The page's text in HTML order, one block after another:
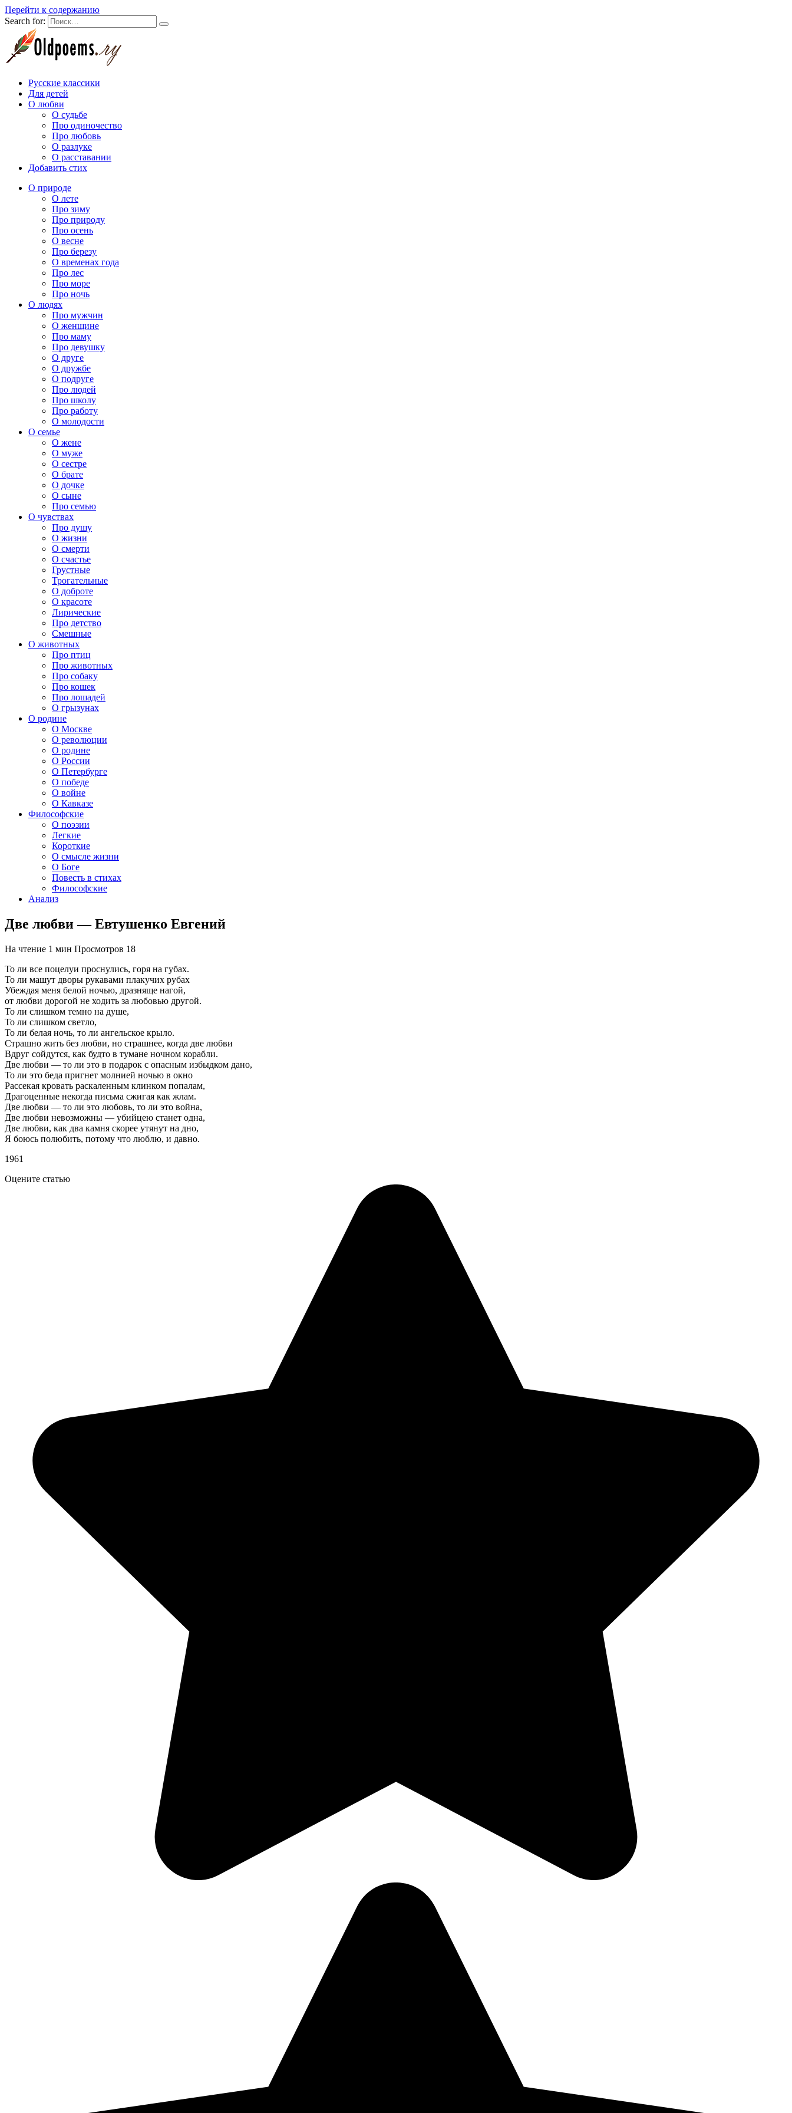
Перейти к содержанию
Search for:
Русские классики
Для детей
О любви
О судьбе
Про одиночество
Про любовь
О разлуке
О расставании
Добавить стих
О природе
О лете
Про зиму
Про природу
Про осень
О весне
Про березу
О временах года
Про лес
Про море
Про ночь
О людях
Про мужчин
О женщине
Про маму
Про девушку
О друге
О дружбе
О подруге
Про людей
Про школу
Про работу
О молодости
О семье
О жене
О муже
О сестре
О брате
О дочке
О сыне
Про семью
О чувствах
Про душу
О жизни
О смерти
О счастье
Грустные
Трогательные
О доброте
О красоте
Лирические
Про детство
Смешные
О животных
Про птиц
Про животных
Про собаку
Про кошек
Про лошадей
О грызунах
О родине
О Москве
О революции
О родине
О России
О Петербурге
О победе
О войне
О Кавказе
Философские
О поэзии
Легкие
Короткие
О смысле жизни
О Боге
Повесть в стихах
Философские
Анализ
Две любви — Евтушенко Евгений
На чтение 1 мин Просмотров 18
То ли все поцелуи проснулись, горя на губах.
То ли машут дворы рукавами плакучих рубах
Убеждая меня белой ночью, дразняще нагой,
от любви дорогой не ходить за любовью другой.
То ли слишком темно на душе,
То ли слишком светло,
То ли белая ночь, то ли ангельское крыло.
Страшно жить без любви, но страшнее, когда две любви
Вдруг сойдутся, как будто в тумане ночном корабли.
Две любви — то ли это в подарок с опасным избыдком дано,
То ли это беда пригнет молнией ночью в окно
Рассекая кровать раскаленным клинком попалам,
Драгоценные некогда письма сжигая как жлам.
Две любви — то ли это любовь, то ли это война,
Две любви невозможны — убийцею станет одна,
Две любви, как два камня скорее утянут на дно,
Я боюсь полюбить, потому что люблю, и давно.
1961
Оцените статью